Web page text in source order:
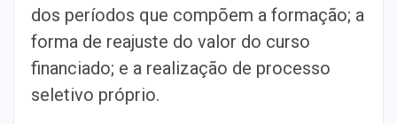
dos períodos que compõem a formação; a
forma de reajuste do valor do curso
financiado; e a realização de processo
seletivo próprio.